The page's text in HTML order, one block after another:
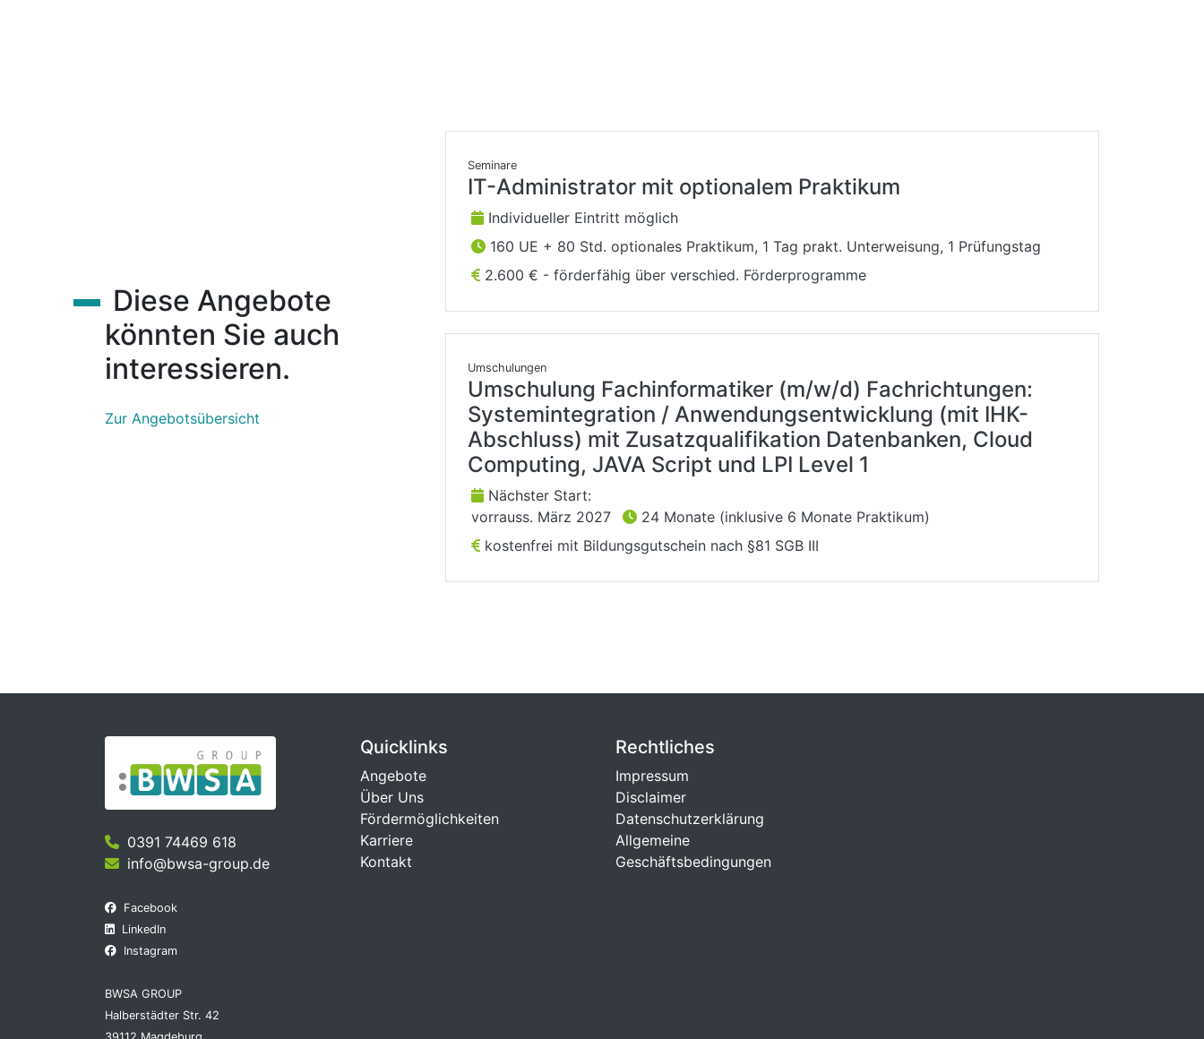
Diese Angebote
könnten Sie auch
interessieren.
Zur Angebotsübersicht
Seminare
IT-Administrator mit optionalem Praktikum
Individueller Eintritt möglich
160 UE + 80 Std. optionales Praktikum, 1 Tag prakt. Unterweisung, 1 Prüfungstag
2.600 € - förderfähig über verschied. Förderprogramme
Umschulungen
Umschulung Fachinformatiker (m/w/d) Fachrichtungen:
Systemintegration / Anwendungsentwicklung (mit IHK-
Abschluss) mit Zusatzqualifikation Datenbanken, Cloud
Computing, JAVA Script und LPI Level 1
Nächster Start:
vorrauss. März 2027
24 Monate (inklusive 6 Monate Praktikum)
kostenfrei mit Bildungsgutschein nach §81 SGB III
0391 74469 618
info@bwsa-group.de
Facebook
LinkedIn
Instagram
BWSA GROUP
Halberstädter Str. 42
Quicklinks
Angebote
Über Uns
Fördermöglichkeiten
Karriere
Kontakt
Rechtliches
Impressum
Disclaimer
Datenschutzerklärung
Allgemeine
Geschäftsbedingungen